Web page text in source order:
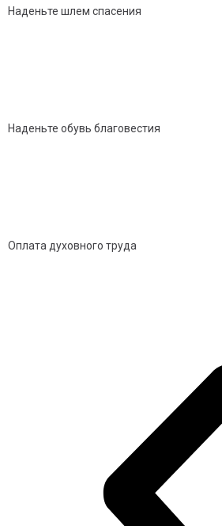
Наденьте шлем спасения
Наденьте обувь благовестия
Оплата духовного труда